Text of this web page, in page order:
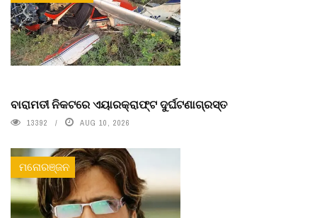
ବାରାମତୀ ନିକଟରେ ଏୟାରକ୍ରାଫ୍ଟ ଦୁର୍ଘଟଣାଗ୍ରସ୍ତ
13392 AUG 10, 2026
ମନୋରଞ୍ଜନ